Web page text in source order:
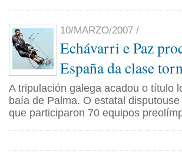
10/MARZO/2007 /
Echávarri e Paz
España da clase
A tripulación galega acadou o título
baía de Palma. O estatal
que participaron 70 equipos